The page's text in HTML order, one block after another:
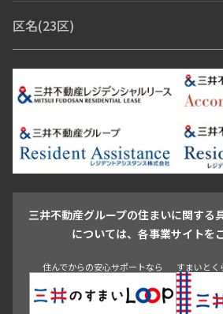
青山・表参道・原宿
市ヶ谷・神楽坂・飯田橋
三
芝浦・汐留・品川
月島・勝どき・豊洲
本
目白・高田馬場・早稲田
池尻大橋・三軒茶屋
祐天寺・学芸大学・自由
駒沢・用賀・二子玉川
成城・砧
池袋・
青山 渋谷 東京・大手町 新宿 品川
区名(23区)
江東区 台東
豊島区
杉並区 板橋区 練馬区
葛飾区
江戸川区
三井不動産グループの住まいに関する
については、各事業サイトを
住んでからの安心サポートなら すまいとく